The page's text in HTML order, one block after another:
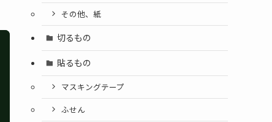
その他、紙
切るもの
貼るもの
マスキングテープ
ふせん